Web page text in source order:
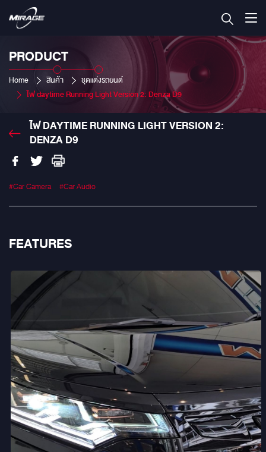
PRODUCT
Home สินค้า
ชุดแต่งรถยนต์
ไฟ daytime Running Light Version 2: Denza D9
ไฟ DAYTIME RUNNING LIGHT VERSION 2:
DENZA D9
#Car Camera #Car Audio
FEATURES